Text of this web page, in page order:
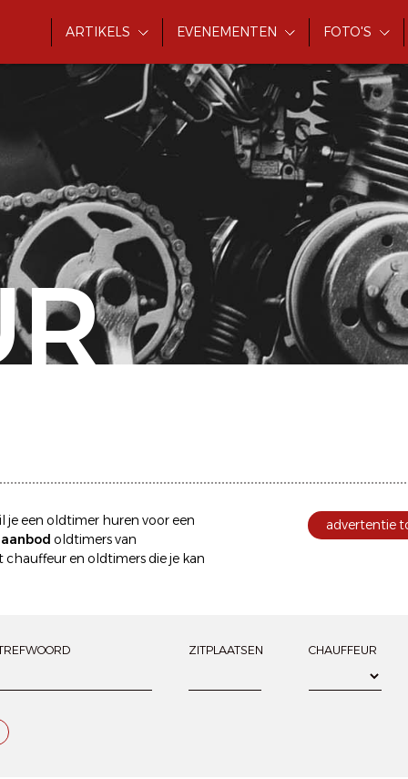
ARTIKELS EVENEMENTEN FOTO'S
je een oldtimer huren voor een
oldtimers van
chauffeur en oldtimers die je kan
advertentie
ZITPLAATSEN CHAUFFEUR